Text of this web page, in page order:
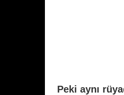
Peki aynı